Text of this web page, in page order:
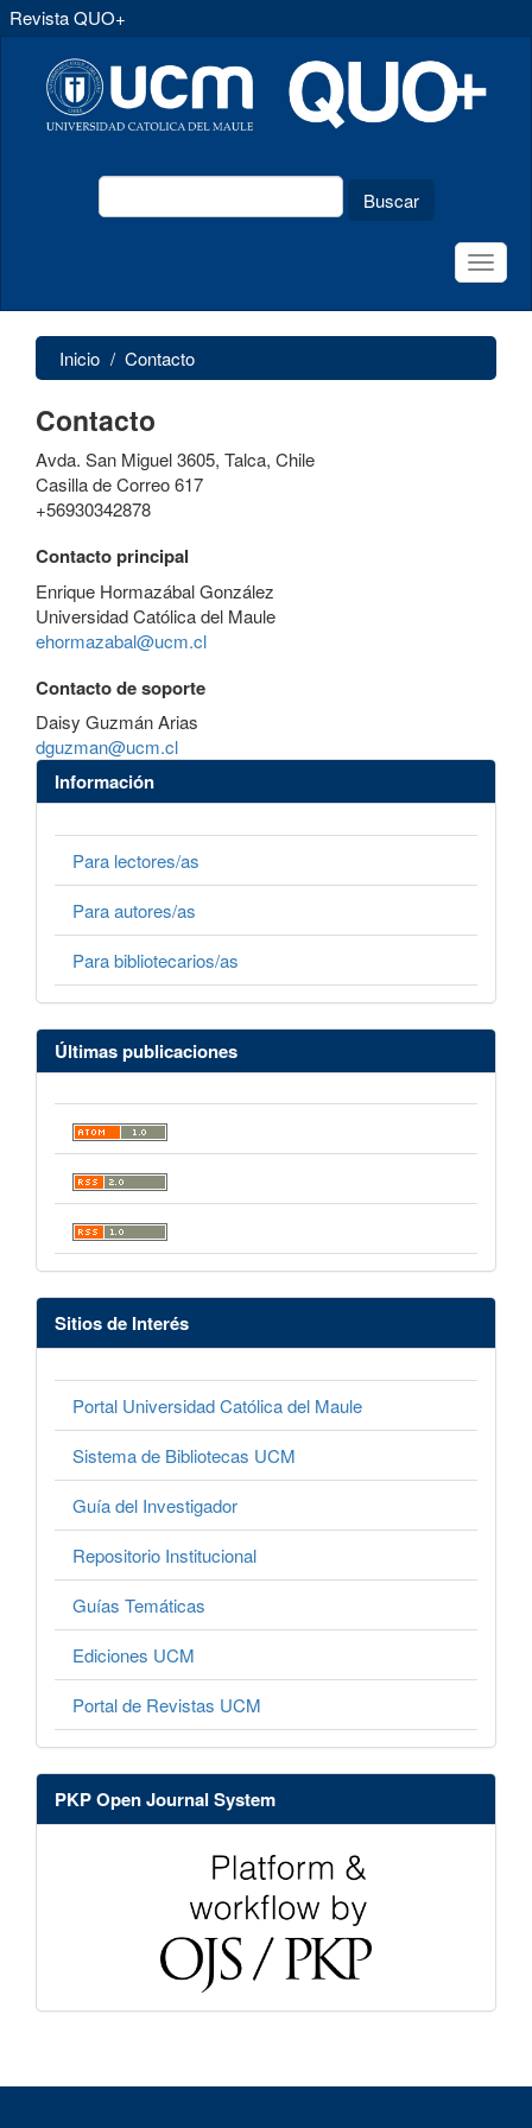
Revista QUO+
principal
Contenido
principal
Buscar
Toggle
Inicio Contacto
Contacto
Avda. San Miguel 3605, Talca, Chile
Casilla de Correo 617
+56930342878
Contacto principal
Enrique Hormazábal González
Universidad Católica del Maule
ehormazabal@ucm.cl
Contacto de soporte
Daisy Guzmán Arias
dguzman@ucm.cl
Información
Para lectores/as
Para autores/as
Para bibliotecarios/as
Últimas publicaciones
Sitios de Interés
Portal Universidad Católica del Maule
Sistema de Bibliotecas UCM
Guía del Investigador
Repositorio Institucional
Guías Temáticas
Ediciones UCM
Portal de Revistas UCM
PKP Open Journal System